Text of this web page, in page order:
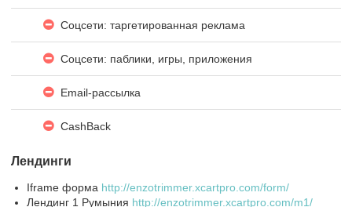
Соцсети: таргетированная реклама
Соцсети: паблики, игры, приложения
Email-рассылка
CashBack
Лендинги
Iframe форма http://enzotrimmer.xcartpro.com/form/
Лендинг 1 Румыния http://enzotrimmer.xcartpro.com/m1/